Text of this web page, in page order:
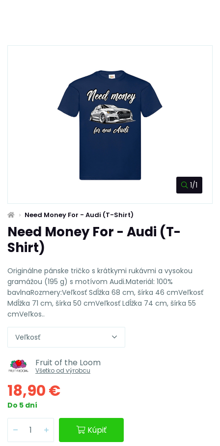
1/1
Need Money For - Audi (T-Shirt)
Need Money For - Audi (T-
Shirt)
Originálne pánske tričko s krátkymi rukávmi a vysokou
gramážou (195 g) s motívom Audi.Materiál: 100%
bavlnaRozmery:Veľkosť Sdĺžka 68 cm, šírka 46 cmVeľkosť
Mdĺžka 71 cm, šírka 50 cmVeľkosť Ldĺžka 74 cm, šírka 55
cmVeľkos..
Veľkosť
Fruit of the Loom
Všetko od výrobcu
18,90 €
Do 5 dní
Kúpiť